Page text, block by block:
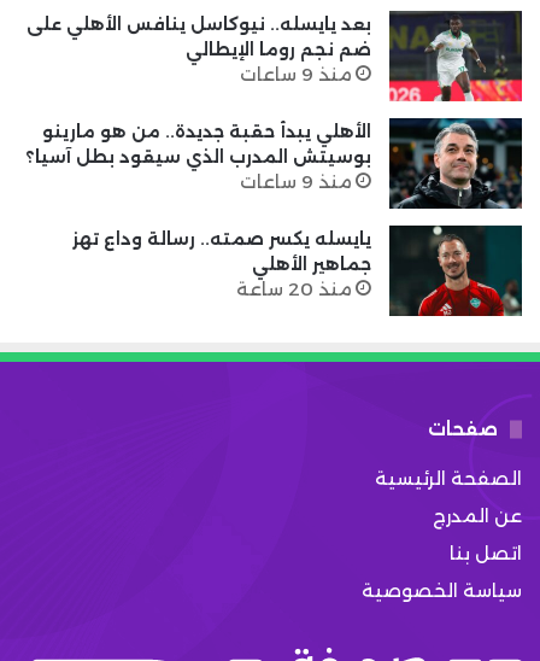
بعد يايسله.. نيوكاسل ينافس الأهلي على
ضم نجم روما الإيطالي
منذ 9 ساعات
الأهلي يبدأ حقبة جديدة.. من هو مارينو
بوسيتش المدرب الذي سيقود بطل آسيا؟
منذ 9 ساعات
يايسله يكسر صمته.. رسالة وداع تهز
جماهير الأهلي
منذ 20 ساعة
صفحات
الصفحة الرئيسية
عن المدرج
اتصل بنا
سياسة الخصوصية